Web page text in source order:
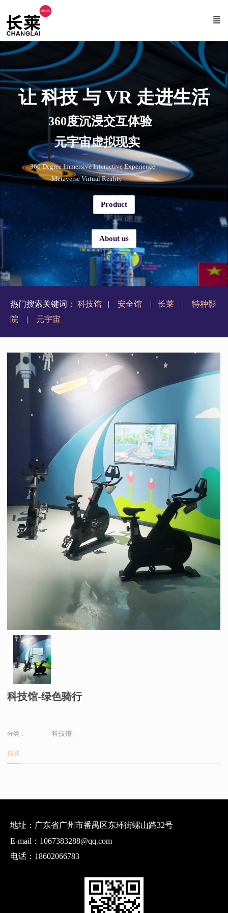
让 科技 与 VR 走进生活
360度沉浸交互体验
元宇宙虚拟现实
360 Degree Immersive Interactive Experience
Metaverse Virtual Reality
Product
About us
热门搜索关键词： 科技馆 | 安全馆 | 长莱 | 特种影
院 | 元宇宙
科技馆-绿色骑行
分类： 科技馆
描述
地址：广东省广州市番禺区东环街螺山路32号
E-mail：1067383288@qq.com
电话：18602066783